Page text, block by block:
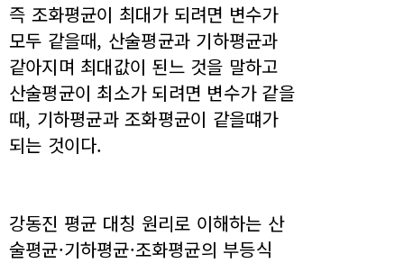
즉 조화평균이 최대가 되려면 변수가
모두 같을때, 산술평균과 기하평균과
같아지며 최대값이 된느 것을 말하고
산술평균이 최소가 되려면 변수가 같을
때, 기하평균과 조화평균이 같을떄가
되는 것이다.
강동진 평균 대칭 원리로 이해하는 산
술평균·기하평균·조화평균의 부등식